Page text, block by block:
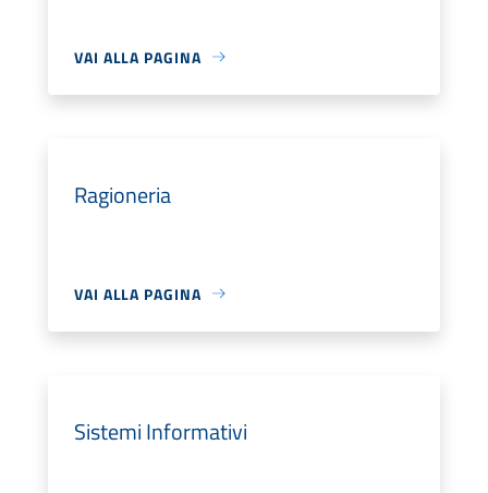
VAI ALLA PAGINA
Ragioneria
VAI ALLA PAGINA
Sistemi Informativi